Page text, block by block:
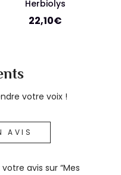
Herbiolys
22,10€
votre voix !
AVIS
avis sur “Mes